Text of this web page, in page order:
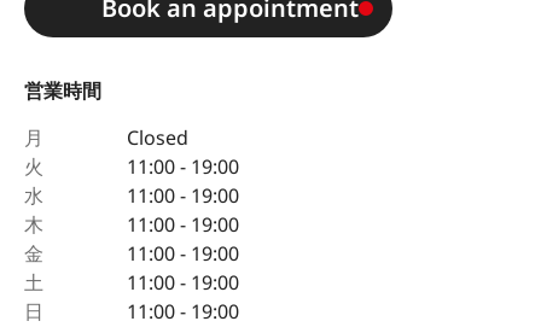
営業時間
月
Closed
火
11:00 - 19:00
水
11:00 - 19:00
木
11:00 - 19:00
金
11:00 - 19:00
土
11:00 - 19:00
日
11:00 - 19:00
Book an appointment